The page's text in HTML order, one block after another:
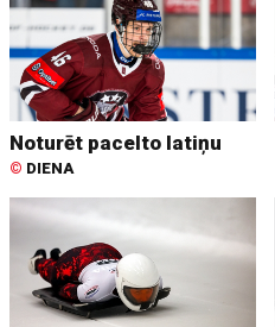
Noturēt pacelto latiņu
© DIENA